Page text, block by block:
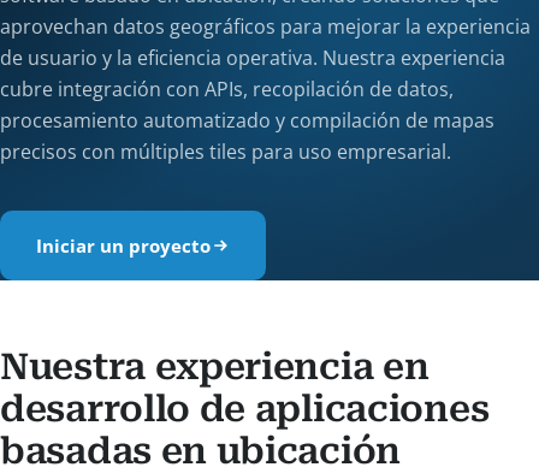
aprovechan datos geográficos para mejorar la experiencia
de usuario y la eficiencia operativa. Nuestra experiencia
cubre integración con APIs, recopilación de datos,
procesamiento automatizado y compilación de mapas
precisos con múltiples tiles para uso empresarial.
Iniciar un proyecto
Nuestra experiencia en
desarrollo de aplicaciones
basadas en ubicación